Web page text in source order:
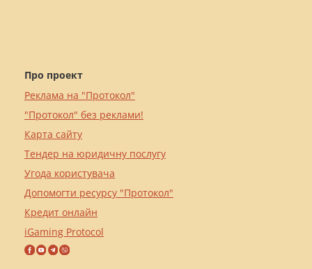
Про проект
Реклама на "Протокол"
"Протокол" без реклами!
Карта сайту
Тендер на юридичну послугу
Угода користувача
Допомогти ресурсу "Протокол"
Кредит онлайн
iGaming Protocol